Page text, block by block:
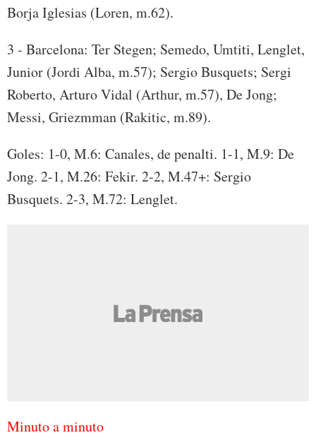
Borja Iglesias (Loren, m.62).
3 - Barcelona: Ter Stegen; Semedo, Umtiti, Lenglet,
Junior (Jordi Alba, m.57); Sergio Busquets; Sergi
Roberto, Arturo Vidal (Arthur, m.57), De Jong;
Messi, Griezmman (Rakitic, m.89).
Goles: 1-0, M.6: Canales, de penalti. 1-1, M.9: De
Jong. 2-1, M.26: Fekir. 2-2, M.47+: Sergio
Busquets. 2-3, M.72: Lenglet.
Minuto a minuto